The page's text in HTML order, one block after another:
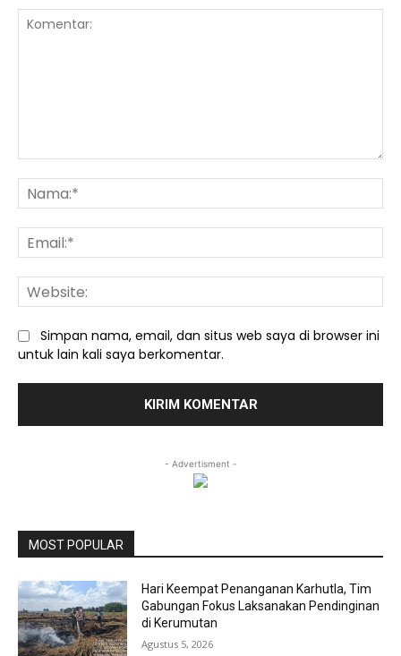
Simpan nama, email, dan situs web saya di browser ini
untuk lain kali saya berkomentar.
- Advertisment -
MOST POPULAR
Hari Keempat Penanganan Karhutla, Tim
Gabungan Fokus Laksanakan Pendinginan
di Kerumutan
Agustus 5, 2026